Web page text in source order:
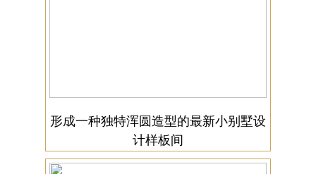
形成一种独特浑圆造型的最新小别墅设
计样板间